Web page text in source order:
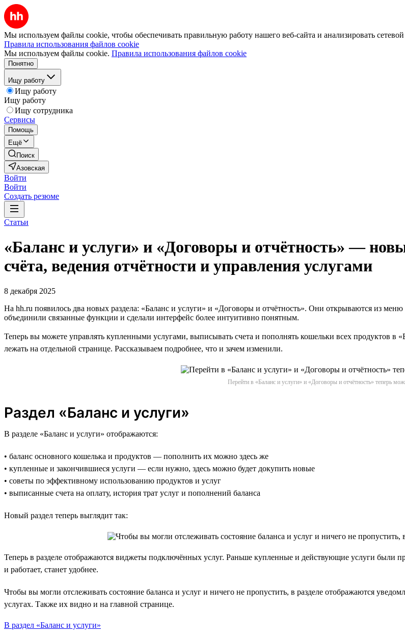
Мы используем файлы cookie, чтобы обеспечивать правильную работу нашего веб-сайта и анализировать
Правила использования файлов cookie
Мы используем файлы cookie. Правила использования файлов cookie
Понятно
Ищу работу
Ищу работу
Ищу работу
Ищу сотрудника
Сервисы
Помощь
Ещё
Поиск
Азовская
Войти
Войти
Создать резюме
Статьи
«Баланс и услуги» и «Договоры и отчётность» —
счёта, ведения отчётности и управления услугами
8 декабря 2025
На hh.ru появилось два новых раздела: «Баланс и услуги» и «Договоры и отчётность». Они открываются из
объединили связанные функции и сделали интерфейс более интуитивно понятным.
Теперь вы можете управлять купленными услугами, выписывать счета и пополнять кошельки всех продуктов в
лежать на отдельной странице. Рассказываем подробнее, что и зачем изменили.
Перейти в «Баланс и услуги» и «Договоры и отчётность» теперь
Раздел «Баланс и услуги»
В разделе «Баланс и услуги» отображаются:
• баланс основного кошелька и продуктов — пополнить их можно здесь же
• купленные и закончившиеся услуги — если нужно, здесь можно будет докупить новые
• советы по эффективному использованию продуктов и услуг
• выписанные счета на оплату, история трат услуг и пополнений баланса
Новый раздел теперь выглядит так:
Теперь в разделе отображаются виджеты подключённых услуг. Раньше купленные и действующие услуги были
и работает, станет удобнее.
Чтобы вы могли отслеживать состояние баланса и услуг и ничего не пропустить, в разделе отображаются
услугах. Также их видно и на главной странице.
В раздел «Баланс и услуги»